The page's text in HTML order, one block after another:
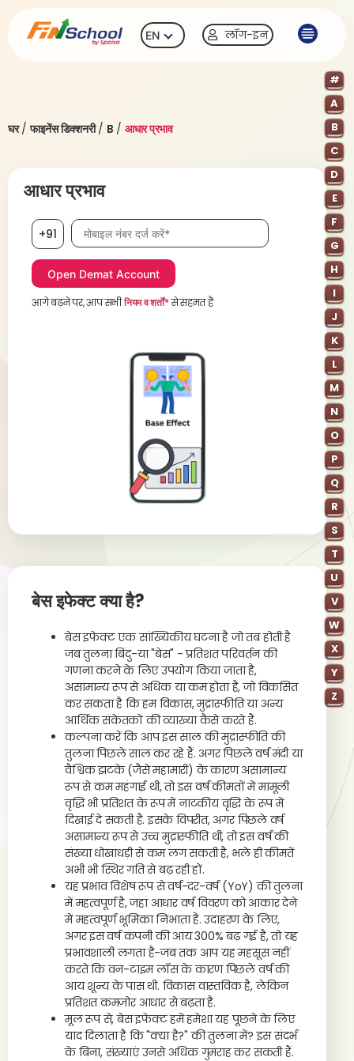
EN लॉग-इन
घर/फाइनेंस डिक्शनरी/ B / आधार प्रभाव
#
A
B
C
D
E
F
G
H
I
J
K
L
M
N
O
P
Q
R
S
T
U
V
W
X
Y
Z
आधार प्रभाव
+91 मोबाइल नंबर आवश्यक है
आगे बढ़ने पर, आप सभीनियम व शर्तों*से सहमत हैं
बेस इफेक्ट क्या है?
बेस इफेक्ट एक सांख्यिकीय घटना है जो तब होती है
जब तुलना बिंदु-या "बेस" - प्रतिशत परिवर्तन की
गणना करने के लिए उपयोग किया जाता है,
असामान्य रूप से अधिक या कम होता है, जो विकसित
कर सकता है कि हम विकास, मुद्रास्फीति या अन्य
आर्थिक संकेतकों की व्याख्या कैसे करते हैं.
कल्पना करें कि आप इस साल की मुद्रास्फीति की
तुलना पिछले साल कर रहे हैं. अगर पिछले वर्ष मंदी या
वैश्विक झटके (जैसे महामारी) के कारण असामान्य
रूप से कम महंगाई थी, तो इस वर्ष कीमतों में मामूली
वृद्धि भी प्रतिशत के रूप में नाटकीय वृद्धि के रूप में
दिखाई दे सकती है. इसके विपरीत, अगर पिछले वर्ष
असामान्य रूप से उच्च मुद्रास्फीति थी, तो इस वर्ष की
संख्या धोखाधड़ी से कम लग सकती है, भले ही कीमतें
अभी भी स्थिर गति से बढ़ रही हों.
यह प्रभाव विशेष रूप से वर्ष-दर-वर्ष (YoY) की तुलना
में महत्वपूर्ण है, जहां आधार वर्ष विवरण को आकार देने
में महत्वपूर्ण भूमिका निभाता है. उदाहरण के लिए,
अगर इस वर्ष कंपनी की आय 300% बढ़ गई है, तो यह
प्रभावशाली लगता है-जब तक आप यह महसूस नहीं
करते कि वन-टाइम लॉस के कारण पिछले वर्ष की
आय शून्य के पास थी. विकास वास्तविक है, लेकिन
प्रतिशत कमजोर आधार से बढ़ता है.
मूल रूप से, बेस इफेक्ट हमें हमेशा यह पूछने के लिए
याद दिलाता है कि "क्या है?" की तुलना में? इस संदर्भ
के बिना, संख्याएं उनसे अधिक गुमराह कर सकती हैं.